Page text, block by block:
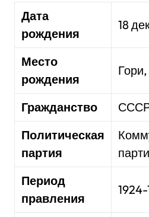
Дата
рождения
18
Место
рождения
Гражданство
Политическая
партия
Период
правления